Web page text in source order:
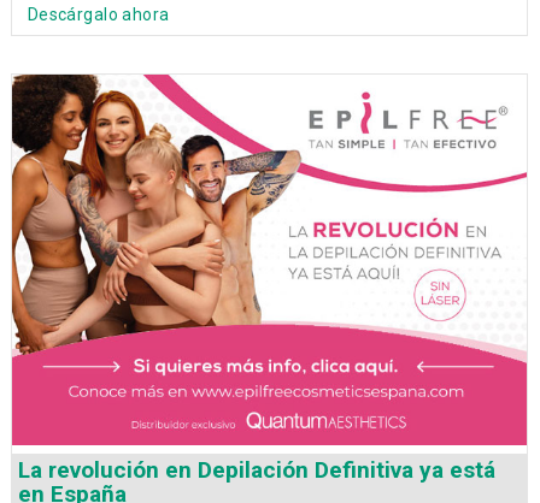
Descárgalo ahora
La revolución en Depilación Definitiva ya está
en España